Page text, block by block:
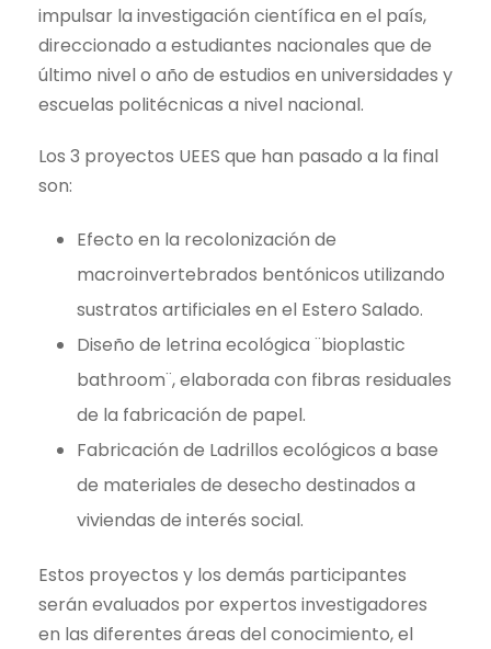
impulsar la investigación científica en el país,
direccionado a estudiantes nacionales que de
último nivel o año de estudios en universidades y
escuelas politécnicas a nivel nacional.
Los 3 proyectos UEES que han pasado a la final
son:
Efecto en la recolonización de
macroinvertebrados bentónicos utilizando
sustratos artificiales en el Estero Salado.
Diseño de letrina ecológica ¨bioplastic
bathroom¨, elaborada con fibras residuales
de la fabricación de papel.
Fabricación de Ladrillos ecológicos a base
de materiales de desecho destinados a
viviendas de interés social.
Estos proyectos y los demás participantes
serán evaluados por expertos investigadores
en las diferentes áreas del conocimiento, el